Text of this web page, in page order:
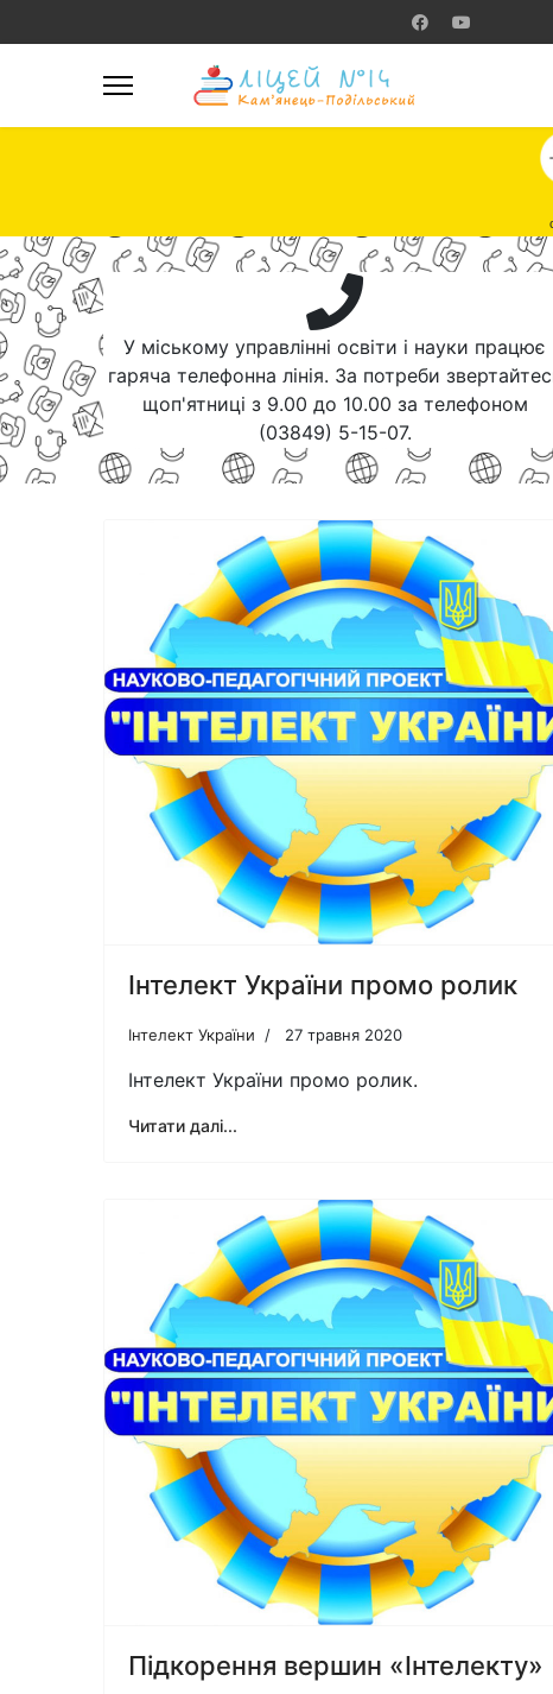
У міському управлінні освіти і науки працює
гаряча телефонна лінія. За потреби
щоп'ятниці з 9.00 до 10.00 за телефоном
(03849) 5-15-07.
Інтелект України промо ролик
Інтелект України 27 травня 2020
Інтелект України промо ролик.
Читати далі...
Підкорення вершин «Інтелекту»